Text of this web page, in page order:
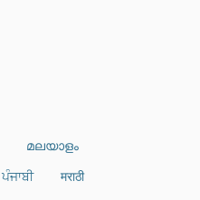
മലയാളം
ਪੰਜਾਬੀ मराठी